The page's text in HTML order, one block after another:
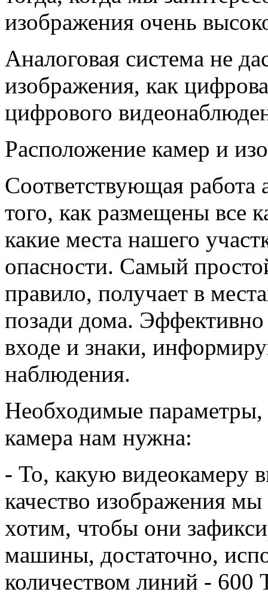
изображения очень
Аналоговая система не
изображения, как
цифрового
Расположение камер и
Соответствующая работа
того, как размещены все
какие места нашего
опасности. Самый
правило, получает в
позади дома.
входе и знаки,
наблюдения.
Необходимые параметры,
камера нам нужна:
- То, какую видеокамеру
качество изображения
хотим, чтобы они
машины, достаточно,
количеством линий - 600